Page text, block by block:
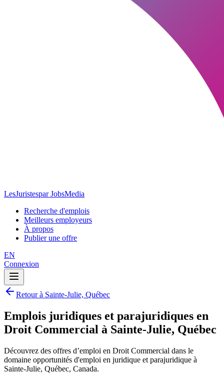
LesJuristespar JobsMedia
Recherche d'emplois
Meilleurs employeurs
À propos
Publier une offre
EN
Connexion
Retour à Sainte-Julie, Québec
Emplois juridiques et parajuridiques en
Droit Commercial à Sainte-Julie, Québec
Découvrez des offres d’emploi en Droit Commercial dans le
domaine opportunités d'emploi en juridique et parajuridique à
Sainte-Julie, Québec, Canada.